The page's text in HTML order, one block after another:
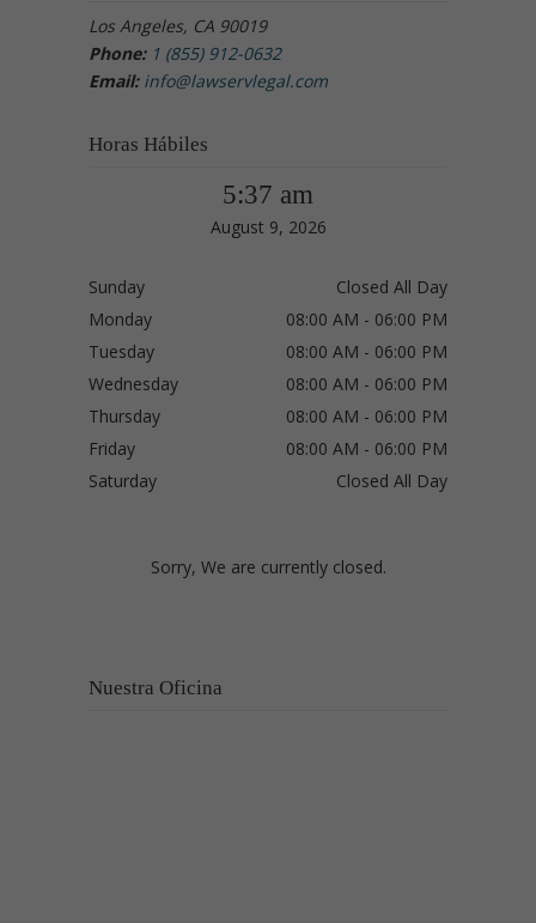
Los Angeles, CA 90019
Phone: 1 (855) 912-0632
Email: info@lawservlegal.com
Horas Hábiles
5:37 am
August 9, 2026
Sunday
Closed All Day
Monday
08:00 AM - 06:00 PM
Tuesday
08:00 AM - 06:00 PM
Wednesday
08:00 AM - 06:00 PM
Thursday
08:00 AM - 06:00 PM
Friday
08:00 AM - 06:00 PM
Saturday
Closed All Day
Sorry, We are currently closed.
Nuestra Oficina